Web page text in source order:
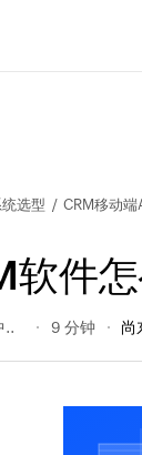
选型 / CRM移动端
软件
量 9 分钟 尚